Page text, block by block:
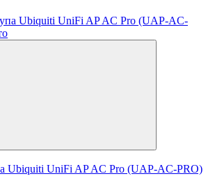
Ubiquiti UniFi AP AC Pro (UAP-AC-PRO)